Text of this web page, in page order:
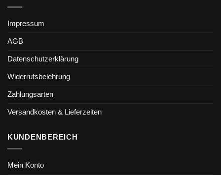
Impressum
AGB
Datenschutzerklärung
Widerrufsbelehrung
Zahlungsarten
Versandkosten & Lieferzeiten
KUNDENBEREICH
Mein Konto